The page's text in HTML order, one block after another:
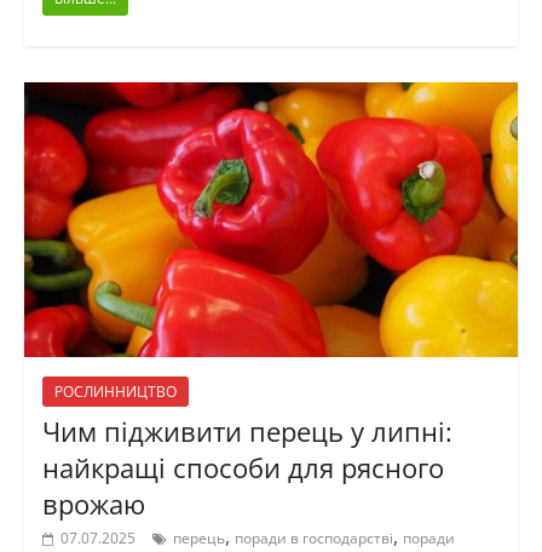
РОСЛИННИЦТВО
Чим підживити перець у липні:
найкращі способи для рясного
врожаю
07.07.2025 перець, поради в господарстві, поради